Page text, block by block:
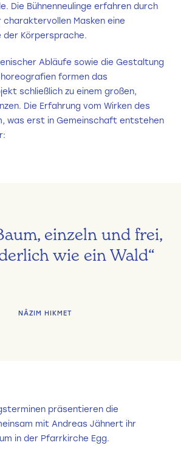
Die Bühnenneulinge erfahren durch
charaktervollen Masken eine
der Körpersprache.
Abläufe sowie die Gestaltung
formen das
schließlich zu einem großen,
Die Erfahrung vom Wirken des
was erst in Gemeinschaft entstehen
einzeln und frei,
wie ein Wald“
NÂZIM HIKMET
präsentieren die
mit Andreas Jähnert ihr
in der Pfarrkirche Egg.